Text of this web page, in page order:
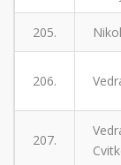
205.
206.
207.